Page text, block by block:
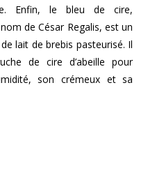
Enfin, le bleu de cire,
de César Regalis, est un
lait de brebis pasteurisé. Il
de cire d’abeille pour
son crémeux et sa